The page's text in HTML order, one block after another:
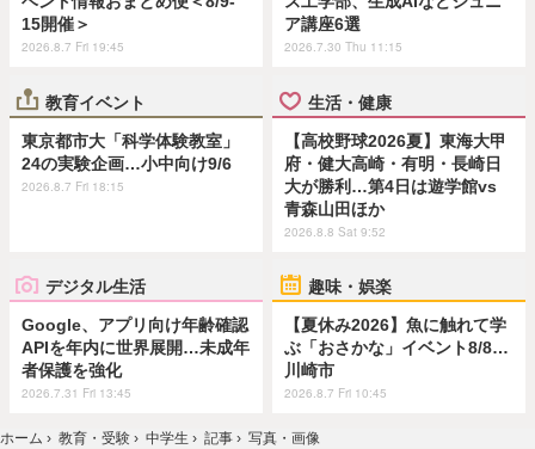
15開催＞
2026.8.7 Fri 19:45
ア講座6選
2026.7.30 Thu 11:15
教育イベント
東京都市大「科学体験教室」
24の実験企画…小中向け9/6
2026.8.7 Fri 18:15
生活・健康
【高校野球2026夏】東海大甲
府・健大高崎・有明・長崎日
大が勝利…第4日は遊学館vs
青森山田ほか
2026.8.8 Sat 9:52
デジタル生活
Google、アプリ向け年齢確認
APIを年内に世界展開…未成年
者保護を強化
2026.7.31 Fri 13:45
趣味・娯楽
【夏休み2026】魚に触れて学
ぶ「おさかな」イベント8/8…
川崎市
2026.8.7 Fri 10:45
ホーム › 教育・受験 › 中学生 › 記事 › 写真・画像